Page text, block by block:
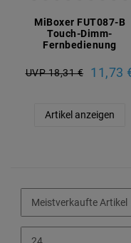
MiBoxer FUT087-B
Touch-Dimm-
Fernbedienung
UVP 18,31 € 11,73
Artikel anzeigen